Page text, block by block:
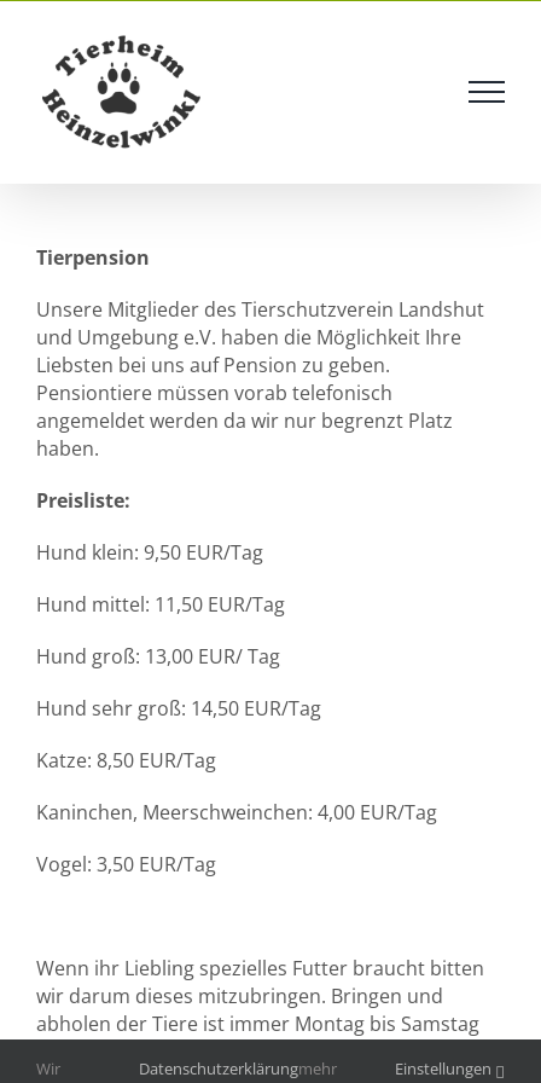
content
Tierpension
Unsere Mitglieder des Tierschutzverein Landshut
und Umgebung e.V. haben die Möglichkeit Ihre
Liebsten bei uns auf Pension zu geben.
Pensiontiere müssen vorab telefonisch
angemeldet werden da wir nur begrenzt Platz
haben.
Preisliste:
Hund klein: 9,50 EUR/Tag
Hund mittel: 11,50 EUR/Tag
Hund groß: 13,00 EUR/ Tag
Hund sehr groß: 14,50 EUR/Tag
Katze: 8,50 EUR/Tag
Kaninchen, Meerschweinchen: 4,00 EUR/Tag
Vogel: 3,50 EUR/Tag
Wenn ihr Liebling spezielles Futter braucht bitten
wir darum dieses mitzubringen. Bringen und
abholen der Tiere ist immer Montag bis Samstag
Wir
Datenschutzerklärungmehr
Einstellungen